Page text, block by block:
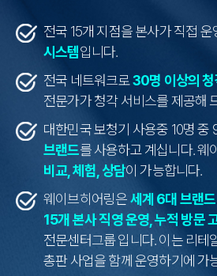
전국 15개 지점을 본사가 직접
시스템입니다.
전국 네트워크로30명 이상의 청
전문가가 청각 서비스를 제공해
대한민국 보청기 사용중 10명 중
브랜드를 사용하고 계십니다.웨
비교, 체험, 상담이 가능합니다.
웨이브히어링은세계 6대 브랜
15개 본사 직영 운영, 누적 방문
전문센터그룹 입니다.이는 리테
총판 사업을 함께 운영하기에 가